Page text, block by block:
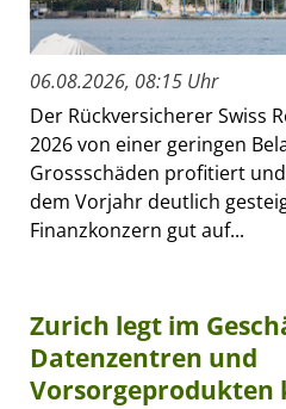
06.08.2026, 08:15 Uhr
Der Rückversicherer Swiss
2026 von einer geringen
Grossschäden profitiert
dem Vorjahr deutlich
Finanzkonzern gut auf...
Zurich legt im
Datenzentren und
Vorsorgeprodukten